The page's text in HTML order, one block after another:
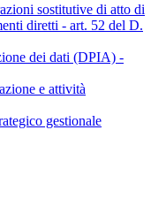
sostitutive di atto di
diretti - art. 52 del D.
dei dati (DPIA) -
e attività
gestionale